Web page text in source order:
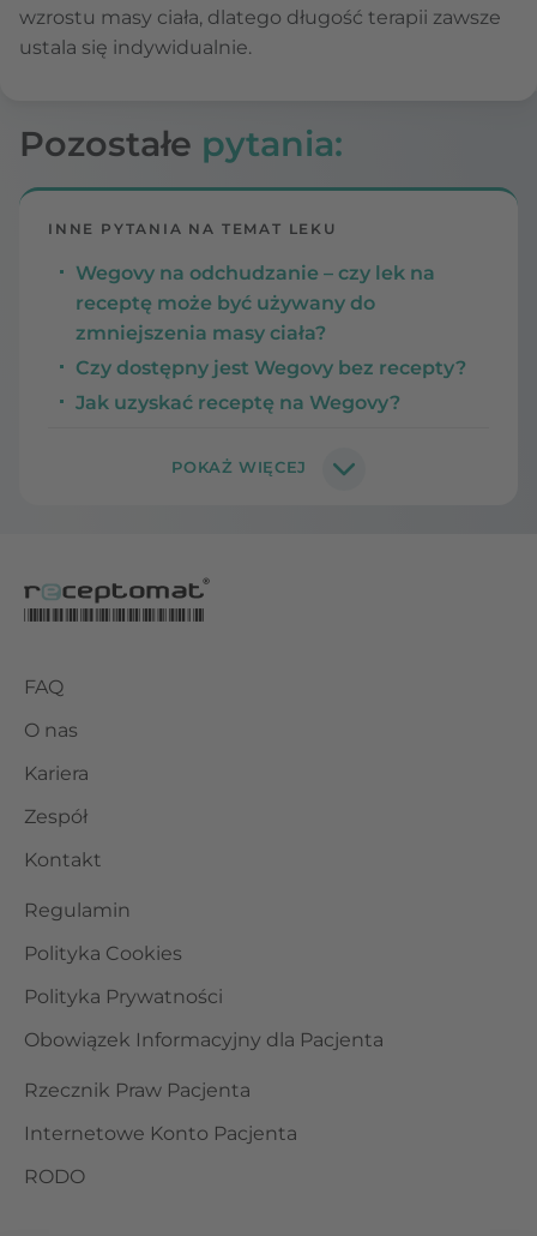
wzrostu masy ciała, dlatego długość terapii zawsze
ustala się indywidualnie.
Pozostałe pytania:
INNE PYTANIA NA TEMAT LEKU
Wegovy na odchudzanie – czy lek na
receptę może być używany do
zmniejszenia masy ciała?
Czy dostępny jest Wegovy bez recepty?
Jak uzyskać receptę na Wegovy?
FAQ
O nas
Kariera
Zespół
Kontakt
Regulamin
Polityka Cookies
Polityka Prywatności
Obowiązek Informacyjny dla Pacjenta
Rzecznik Praw Pacjenta
Internetowe Konto Pacjenta
RODO